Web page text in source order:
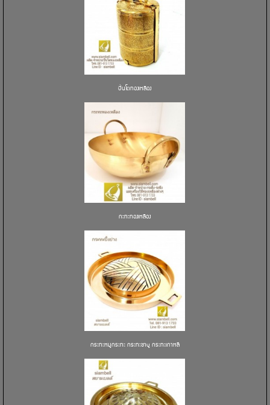
ปิ่นโตทองเหลือง
กะทะทองเหลือง
กระทะหมูกระทะ กระทะชาบู กระทะเกาหลี